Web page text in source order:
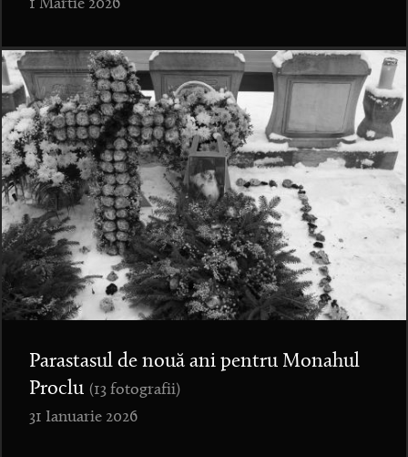
1 Martie 2026
Parastasul de nouă ani pentru Monahul
Proclu (13 fotografii)
31 Ianuarie 2026